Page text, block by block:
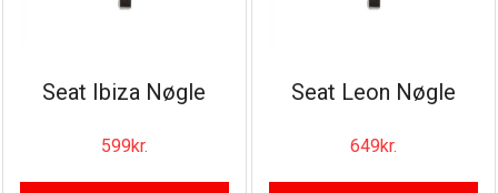
Seat Ibiza Nøgle
599kr.
Seat Leon Nøgle
649kr.